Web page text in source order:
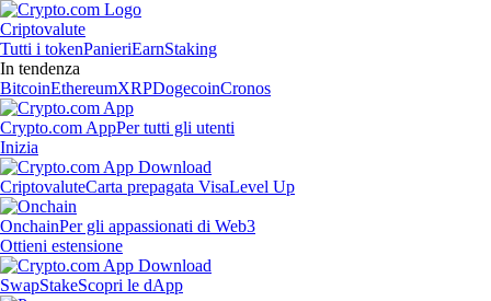
Criptovalute
Tutti i tokenPanieriEarnStaking
In tendenza
BitcoinEthereumXRPDogecoinCronos
Crypto.com AppPer tutti gli utenti
Inizia
CriptovaluteCarta prepagata VisaLevel Up
OnchainPer gli appassionati di Web3
Ottieni estensione
SwapStakeScopri le dApp